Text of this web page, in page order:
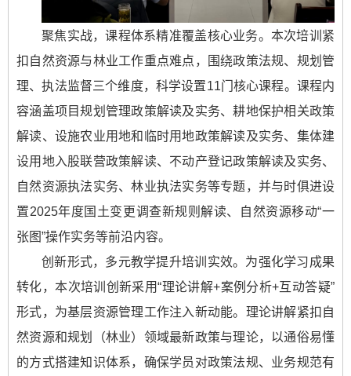
聚焦实战，课程体系精准覆盖核心业务。本次培训紧
扣自然资源与林业工作重点难点，围绕政策法规、规划管
理、执法监督三个维度，科学设置11门核心课程。课程内
容涵盖项目规划管理政策解读及实务、耕地保护相关政策
解读、设施农业用地和临时用地政策解读及实务、集体建
设用地入股联营政策解读、不动产登记政策解读及实务、
自然资源执法实务、林业执法实务等专题，并与时俱进设
置2025年度国土变更调查新规则解读、自然资源移动“一
张图”操作实务等前沿内容。
创新形式，多元教学提升培训实效。为强化学习成果
转化，本次培训创新采用“理论讲解+案例分析+互动答疑”
形式，为基层资源管理工作注入新动能。理论讲解紧扣自
然资源和规划（林业）领域最新政策与理论，以通俗易懂
的方式搭建知识体系，确保学员对政策法规、业务规范有